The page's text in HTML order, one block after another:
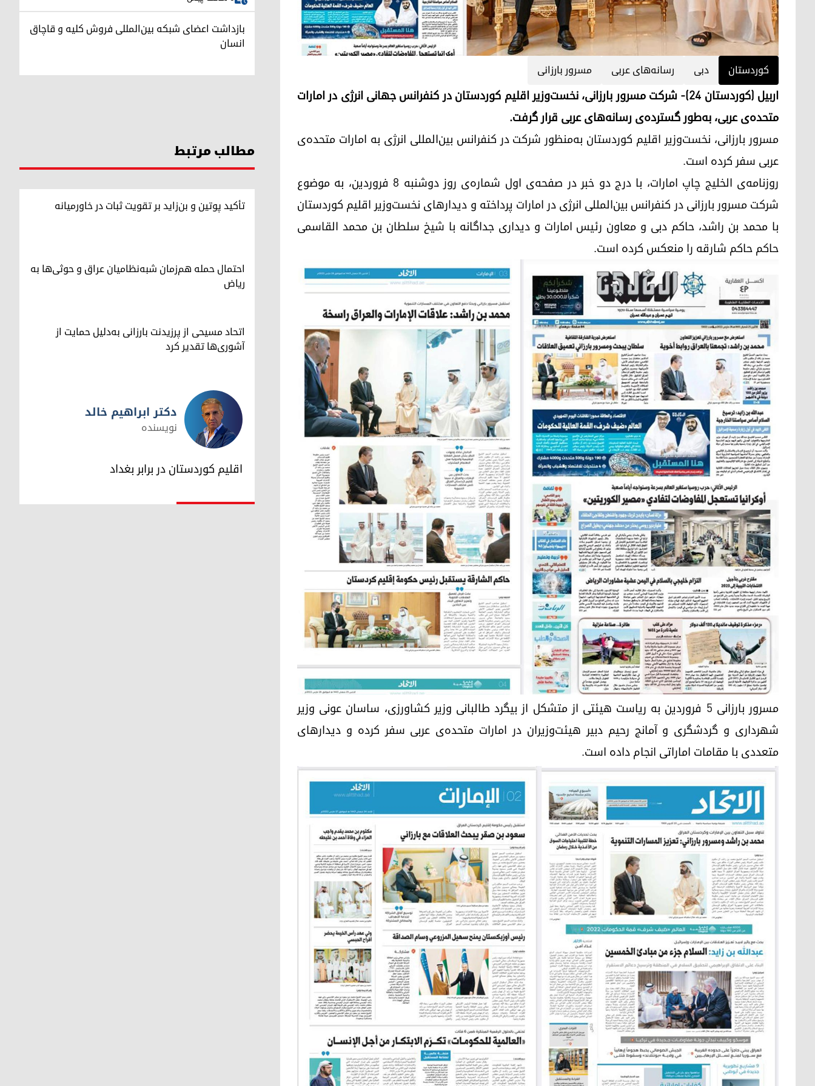
کوردستان دبی رسانه‌های عربی مسرور بارزانی
اربیل (کوردستان ۲۴)- شرکت مسرور بارزانی، نخست‌وزیر اقلیم کوردستان در کنفرانس جهانی انرژی در امارات
متحده‌ی عربی، به‌طور گسترده‌ی رسانه‌های عربی قرار گرفت.
مسرور بارزانی، نخست‌وزیر اقلیم کوردستان به‌منظور شرکت در کنفرانس بین‌المللی انرژی به امارات متحده‌ی
عربی سفر کرده است.
روزنامه‌ی الخلیج چاپ امارات، با درج دو خبر در صفحه‌ی اول شماره‌ی روز دوشنبه ٨ فروردین، بە‌ موضوع
شرکت مسرور بارزانی در کنفرانس بین‌المللی انرژی در امارات پرداخته و دیدارهای نخست‌وزیر اقلیم کوردستان
با محمد بن راشد، حاکم دبی و معاون رئیس امارات و دیداری جداگانه با شیخ سلطان بن محمد القاسمی
حاکم حاکم شارقه را منعکس کرده است.
مسرور بارزانی ۵ فروردین به ریاست هیئتی از متشکل از بیگرد طالبانی وزیر کشاورزی، ساسان عونی وزیر
شهرداری و گردشگری و آمانج رحیم دبیر هیئت‌وزیران در امارات متحده‌ی عربی سفر کرده و دیدارهای
متعددی با مقامات اماراتی انجام داده است.
بازداشت اعضای شبکه بین‌المللی فروش کلیه و قاچاق
انسان
مطالب مرتبط
تأکید پوتین و بن‌زاید بر تقویت ثبات در خاورمیانه
احتمال حمله هم‌زمان شبه‌نظامیان عراق و حوثی‌ها به
ریاض
اتحاد مسیحی از پرزیدنت بارزانی به‌دلیل حمایت از
آشوری‌ها تقدیر کرد
دکتر ابراهیم خالد
دکتر ابراهیم خالد
نویسنده
اقلیم کوردستان در برابر بغداد